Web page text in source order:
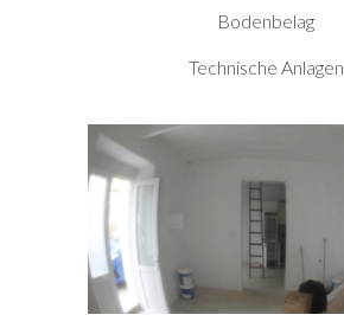
Bodenbelag
Technische Anlagen